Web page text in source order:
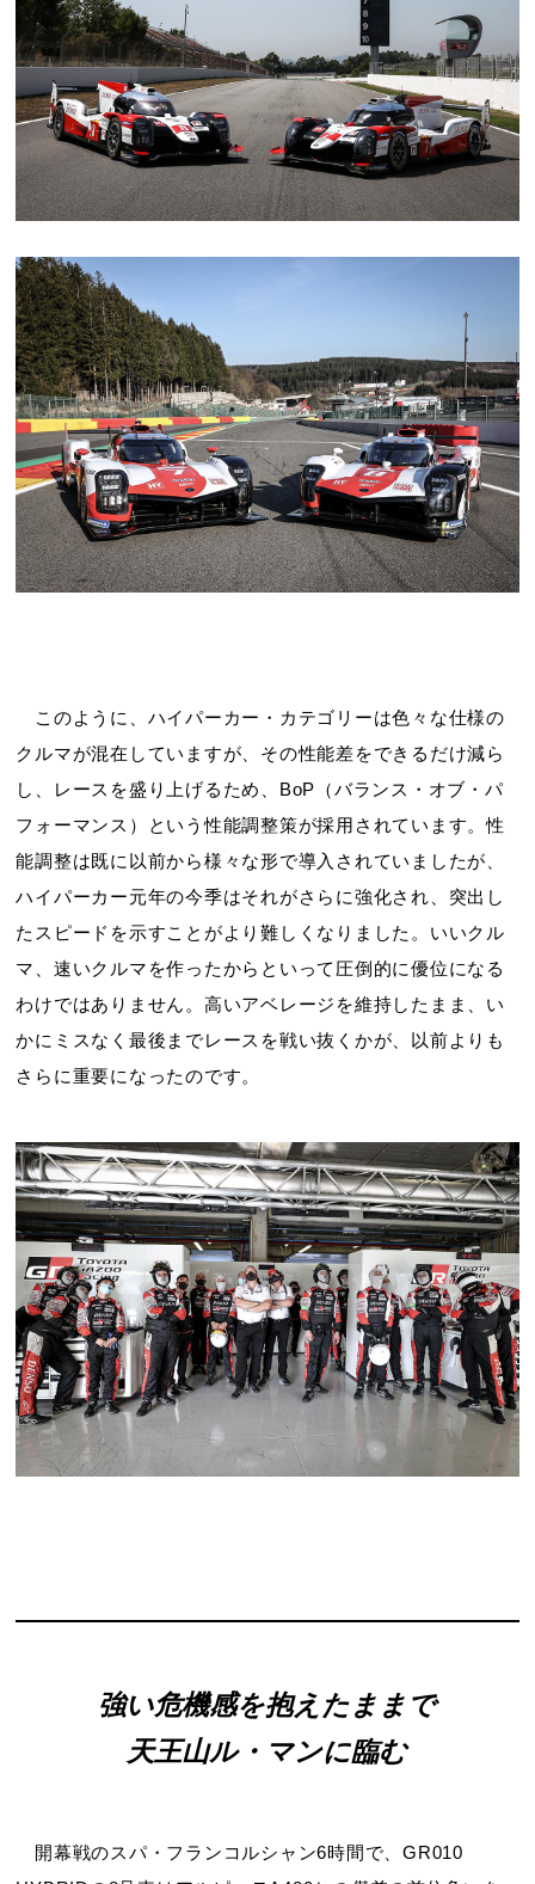
このように、ハイパーカー・カテゴリーは色々な仕様の
クルマが混在していますが、その性能差をできるだけ減ら
し、レースを盛り上げるため、BoP（バランス・オブ・パ
フォーマンス）という性能調整策が採用されています。性
能調整は既に以前から様々な形で導入されていましたが、
ハイパーカー元年の今季はそれがさらに強化され、突出し
たスピードを示すことがより難しくなりました。いいクル
マ、速いクルマを作ったからといって圧倒的に優位になる
わけではありません。高いアベレージを維持したまま、い
かにミスなく最後までレースを戦い抜くかが、以前よりも
さらに重要になったのです。
強い危機感を抱えたままで
天王山ル・マンに臨む
開幕戦のスパ・フランコルシャン6時間で、GR010